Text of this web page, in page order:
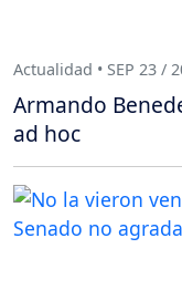
Actualidad • SEP 23 /
Armando
ad hoc